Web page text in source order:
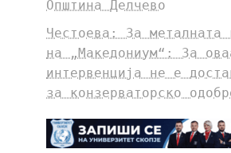
Општина Делчево
Честоева: За металната
на „Македониум“: За
интервенција не е
за конзерваторско